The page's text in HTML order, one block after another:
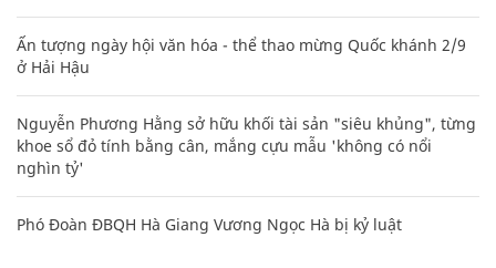
Ấn tượng ngày hội văn hóa - thể thao mừng Quốc khánh 2/9
ở Hải Hậu
Nguyễn Phương Hằng sở hữu khối tài sản "siêu khủng", từng
khoe sổ đỏ tính bằng cân, mắng cựu mẫu 'không có nổi
nghìn tỷ'
Phó Đoàn ĐBQH Hà Giang Vương Ngọc Hà bị kỷ luật